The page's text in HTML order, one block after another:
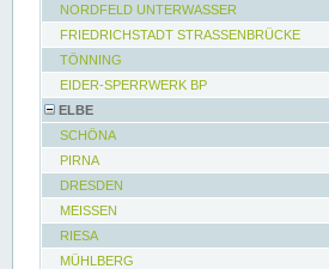
NORDFELD UNTERWASSER
FRIEDRICHSTADT STRASSENBRÜCKE
TÖNNING
EIDER-SPERRWERK BP
ELBE
SCHÖNA
PIRNA
DRESDEN
MEISSEN
RIESA
MÜHLBERG